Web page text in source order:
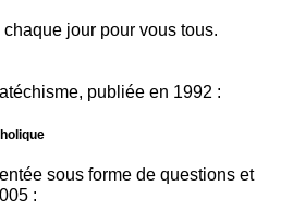
jour pour vous tous.
publiée en 1992 :
sous forme de questions et
: